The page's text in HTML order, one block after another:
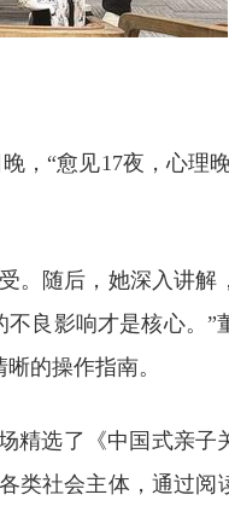
，“愈见17夜，心理
。随后，她深入讲解
良影响才是核心。
的操作指南。
选了《中国式亲子
类社会主体，通过阅